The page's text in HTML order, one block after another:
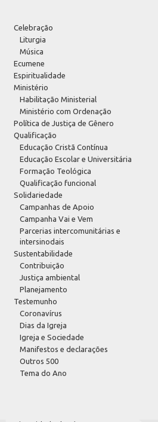
Celebração
Liturgia
Música
Ecumene
Espiritualidade
Ministério
Habilitação Ministerial
Ministério com Ordenação
Política de Justiça de Gênero
Qualificação
Educação Cristã Contínua
Educação Escolar e Universitária
Formação Teológica
Qualificação funcional
Solidariedade
Campanhas de Apoio
Campanha Vai e Vem
Parcerias intercomunitárias e
intersinodais
Sustentabilidade
Contribuição
Justiça ambiental
Planejamento
Testemunho
Coronavírus
Dias da Igreja
Igreja e Sociedade
Manifestos e declarações
Outros 500
Tema do Ano